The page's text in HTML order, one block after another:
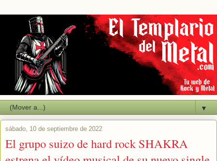
▼
sábado, 10 de septiembre de 2022
El grupo suizo de hard rock SHAKRA